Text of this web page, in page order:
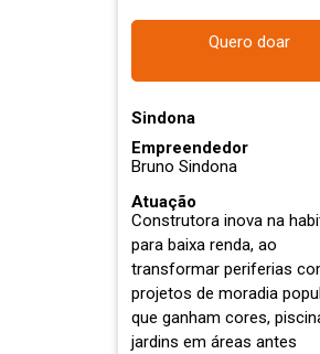
Quero doar
Sindona
Empreendedor
Bruno Sindona
Atuação
Construtora inova na
para baixa renda, ao
transformar periferias
projetos de moradia
que ganham cores,
jardins em áreas antes